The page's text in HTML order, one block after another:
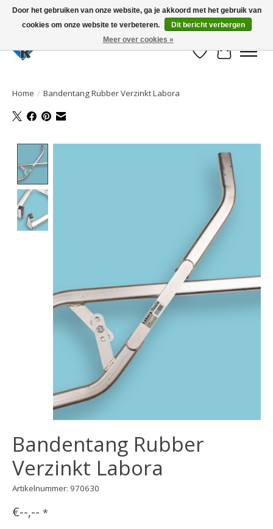
Large selection of products and fast shipping!
Verlanglijst
Home / Bandentang Rubber Verzinkt Labora
Bandentang Rubber
Verzinkt Labora
Artikelnummer: 970630
€--,-- *
Door het gebruiken van onze website, ga je akkoord met het gebruik van
cookies om onze website te verbeteren.
Dit bericht verbergen
Meer over cookies »